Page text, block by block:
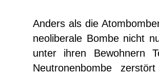
Anders als die
neoliberale Bombe nicht
unter ihren Bewohnern
Neutronenbombe